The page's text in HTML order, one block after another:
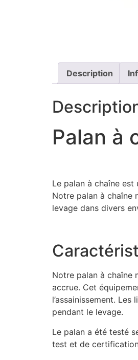
Description
Palan à
Le palan à chaîne
Notre palan à chaîne
levage dans divers
Notre palan à chaîne
accrue. Cet
l’assainissement.
pendant le levage.
Le palan a été testé
test et de